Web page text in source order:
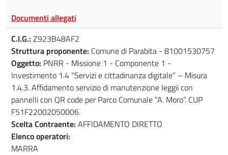
Documenti allegati
C.I.G.: Z923B48AF2
Struttura proponente: Comune di Parabita - 81001530757
Oggetto: PNRR - Missione 1 - Componente 1 -
Investimento 1.4 “Servizi e cittadinanza digitale” – Misura
1.4.3. Affidamento servizio di manutenzione leggii con
pannelli con QR code per Parco Comunale “A. Moro”. CUP
F51F22002050006.
Scelta Contraente: AFFIDAMENTO DIRETTO
Elenco operatori:
MARRA